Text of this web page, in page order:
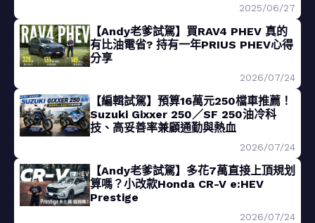
2025/06/27
【Andy老爹試駕】買RAV4 PHEV 真的
有比油電省? 持有一年PRIUS PHEV心得
分享
2026/07/24
【編輯試駕】預算16萬元250檔車推薦！
Suzuki Gixxer 250／SF 250油冷科
技、高妥善率兼顧通勤與熱血
2026/07/24
【Andy老爹試駕】多花7萬直接上頂規划
算嗎？小改款Honda CR-V e:HEV
Prestige
2026/07/24